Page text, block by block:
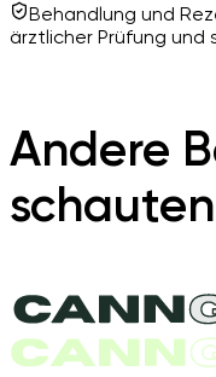
Behandlung und
ärztlicher Prüfung
Andere